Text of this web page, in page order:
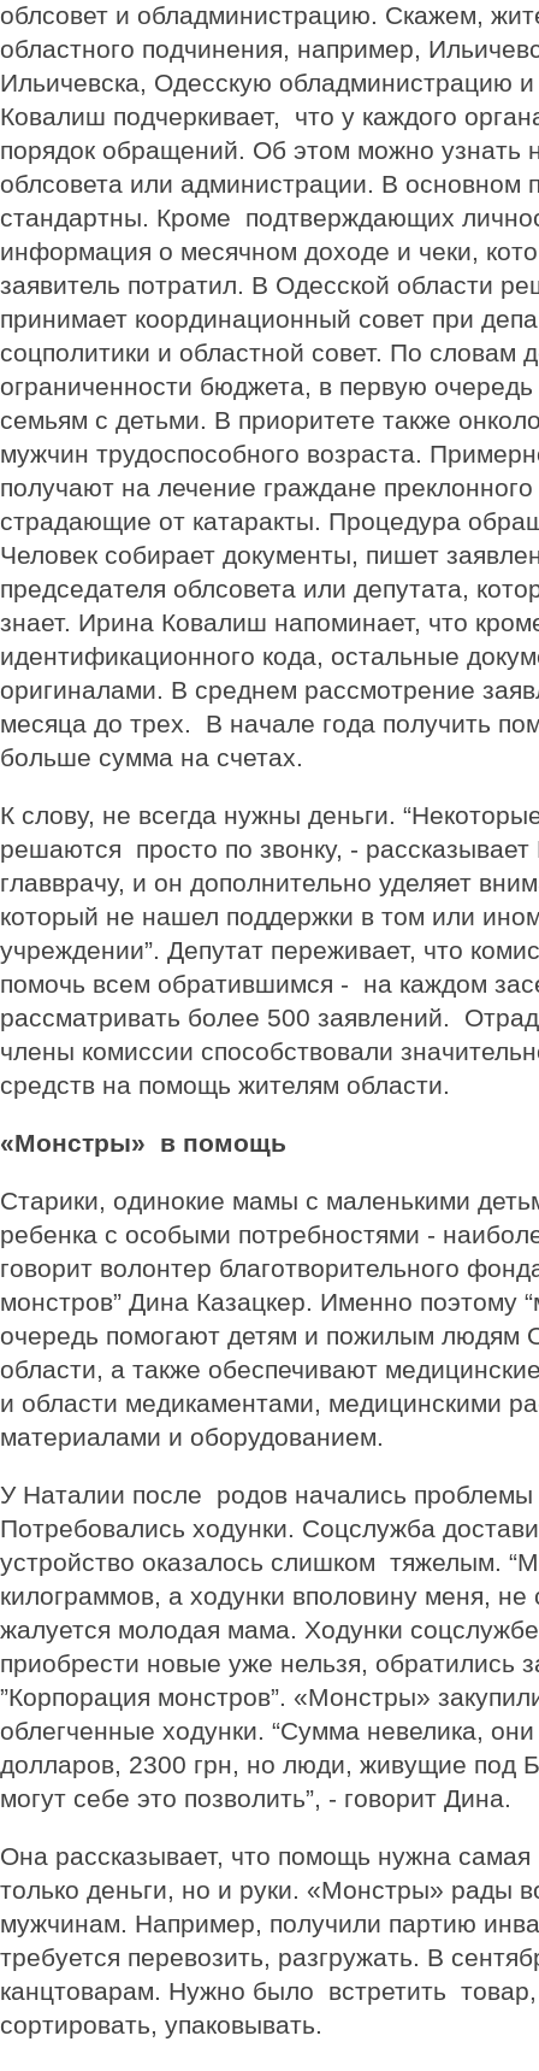
облсовет и обладминистрацию. Скажем,
областного подчинения, например,
Ильичевска, Одесскую обладминистрацию
Ковалиш подчеркивает, что у каждого
порядок обращений. Об этом можно узнать
облсовета или администрации. В основном
стандартны. Кроме подтверждающих
информация о месячном доходе и чеки,
заявитель потратил. В Одесской области
принимает координационный совет при
соцполитики и областной совет. По словам
ограниченности бюджета, в первую
семьям с детьми. В приоритете также
мужчин трудоспособного возраста.
получают на лечение граждане преклонного
страдающие от катаракты. Процедура
Человек собирает документы, пишет
председателя облсовета или депутата,
знает. Ирина Ковалиш напоминает, что
идентификационного кода, остальные
оригиналами. В среднем рассмотрение
месяца до трех. В начале года получить
больше сумма на счетах.
К слову, не всегда нужны деньги.
решаются просто по звонку, -
главврачу, и он дополнительно уделяет
который не нашел поддержки в том или
учреждении”. Депутат переживает, что
помочь всем обратившимся - на каждом
рассматривать более 500 заявлений.
члены комиссии способствовали
средств на помощь жителям области.
«Монстры» в помощь
Старики, одинокие мамы с маленькими
ребенка с особыми потребностями -
говорит волонтер благотворительного
монстров” Дина Казацкер. Именно поэтому
очередь помогают детям и пожилым людям
области, а также обеспечивают
и области медикаментами, медицинскими
материалами и оборудованием.
У Наталии после родов начались
Потребовались ходунки. Соцслужба
устройство оказалось слишком тяжелым.
килограммов, а ходунки вполовину меня, не
жалуется молодая мама. Ходунки
приобрести новые уже нельзя, обратились
”Корпорация монстров”. «Монстры»
облегченные ходунки. “Сумма невелика,
долларов, 2300 грн, но люди, живущие под
могут себе это позволить”, - говорит Дина.
Она рассказывает, что помощь нужна самая
только деньги, но и руки. «Монстры» рады
мужчинам. Например, получили партию
требуется перевозить, разгружать. В
канцтоварам. Нужно было встретить товар,
сортировать, упаковывать.